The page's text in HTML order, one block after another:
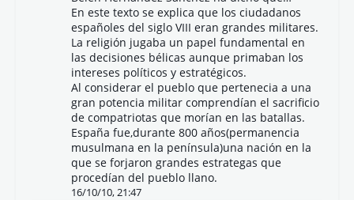
En este texto se explica que los ciudadanos
españoles del siglo VIII eran grandes militares.
La religión jugaba un papel fundamental en
las decisiones bélicas aunque primaban los
intereses políticos y estratégicos.
Al considerar el pueblo que pertenecia a una
gran potencia militar comprendían el sacrificio
de compatriotas que morían en las batallas.
España fue,durante 800 años(permanencia
musulmana en la península)una nación en la
que se forjaron grandes estrategas que
procedían del pueblo llano.
16/10/10, 21:47